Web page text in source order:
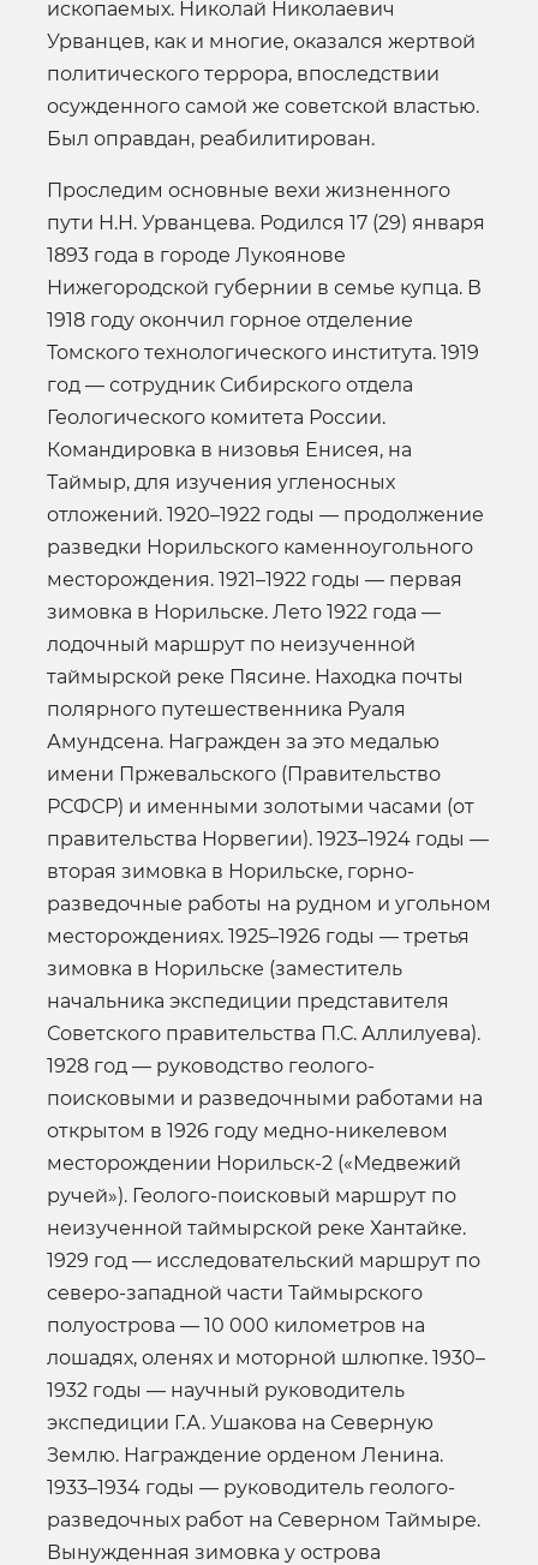
ископаемых. Николай Николаевич
Урванцев, как и многие, оказался жертвой
политического террора, впоследствии
осужденного самой же советской властью.
Был оправдан, реабилитирован.
Проследим основные вехи жизненного
пути Н.Н. Урванцева. Родился 17 (29) января
1893 года в городе Лукоянове
Нижегородской губернии в семье купца. В
1918 году окончил горное отделение
Томского технологического института. 1919
год — сотрудник Сибирского отдела
Геологического комитета России.
Командировка в низовья Енисея, на
Таймыр, для изучения угленосных
отложений. 1920–1922 годы — продолжение
разведки Норильского каменноугольного
месторождения. 1921–1922 годы — первая
зимовка в Норильске. Лето 1922 года —
лодочный маршрут по неизученной
таймырской реке Пясине. Находка почты
полярного путешественника Руаля
Амундсена. Награжден за это медалью
имени Пржевальского (Правительство
РСФСР) и именными золотыми часами (от
правительства Норвегии). 1923–1924 годы —
вторая зимовка в Норильске, горно-
разведочные работы на рудном и угольном
месторождениях. 1925–1926 годы — третья
зимовка в Норильске (заместитель
начальника экспедиции представителя
Советского правительства П.С. Аллилуева).
1928 год — руководство геолого-
поисковыми и разведочными работами на
открытом в 1926 году медно-никелевом
месторождении Норильск-2 («Медвежий
ручей»). Геолого-поисковый маршрут по
неизученной таймырской реке Хантайке.
1929 год — исследовательский маршрут по
северо-западной части Таймырского
полуострова — 10 000 километров на
лошадях, оленях и моторной шлюпке. 1930–
1932 годы — научный руководитель
экспедиции Г.А. Ушакова на Северную
Землю. Награждение орденом Ленина.
1933–1934 годы — руководитель геолого-
разведочных работ на Северном Таймыре.
Вынужденная зимовка у острова